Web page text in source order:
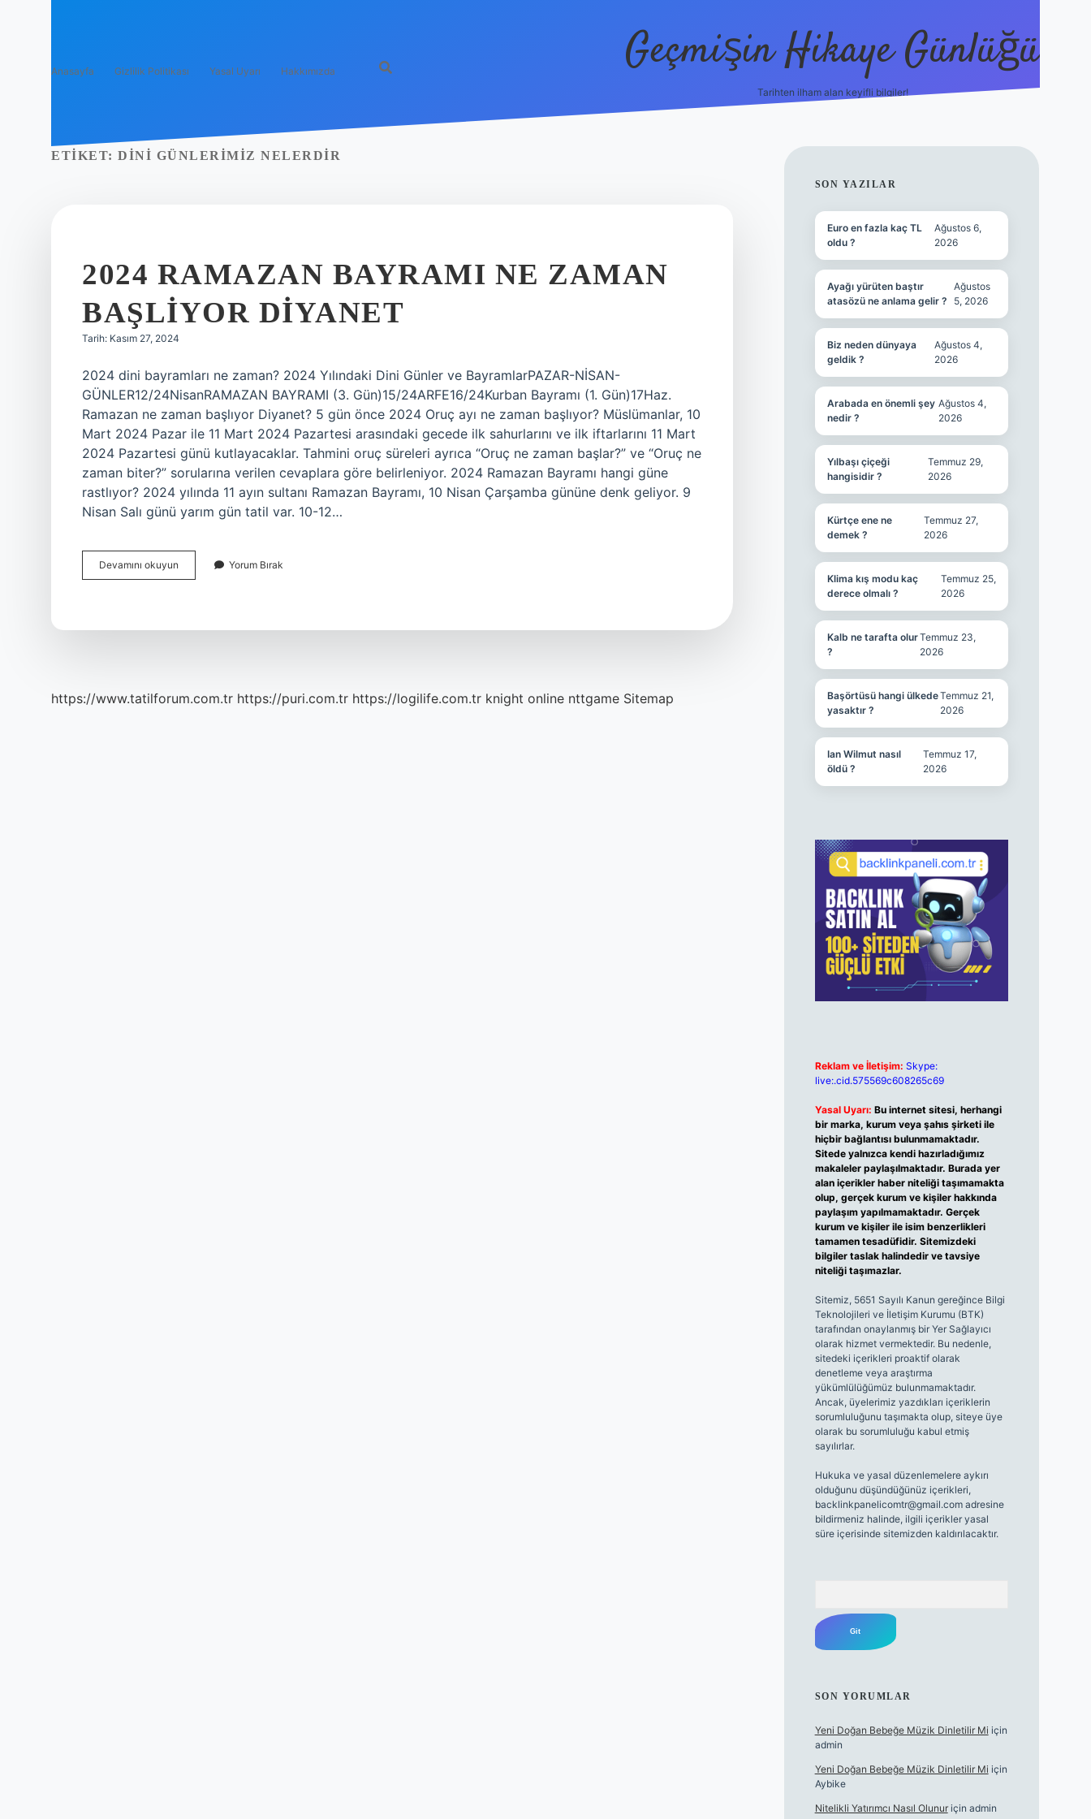
Anasayfa Gizlilik Politikası Yasal Uyarı Hakkımızda Geçmişin Hikaye Günlüğü
Tarihten ilham alan keyifli bilgiler!
ETIKET: DINI GÜNLERIMIZ NELERDIR
2024 RAMAZAN BAYRAMI NE ZAMAN
BAŞLIYOR DIYANET
Tarih: Kasım 27, 2024
2024 dini bayramları ne zaman? 2024 Yılındaki Dini Günler ve BayramlarPAZAR-NİSAN-
GÜNLER12/24NisanRAMAZAN BAYRAMI (3. Gün)15/24ARFE16/24Kurban Bayramı (1. Gün)17Haz.
Ramazan ne zaman başlıyor Diyanet? 5 gün önce 2024 Oruç ayı ne zaman başlıyor? Müslümanlar, 10
Mart 2024 Pazar ile 11 Mart 2024 Pazartesi arasındaki gecede ilk sahurlarını ve ilk iftarlarını 11 Mart
2024 Pazartesi günü kutlayacaklar. Tahmini oruç süreleri ayrıca “Oruç ne zaman başlar?” ve “Oruç ne
zaman biter?” sorularına verilen cevaplara göre belirleniyor. 2024 Ramazan Bayramı hangi güne
rastlıyor? 2024 yılında 11 ayın sultanı Ramazan Bayramı, 10 Nisan Çarşamba gününe denk geliyor. 9
Nisan Salı günü yarım gün tatil var. 10-12…
Devamını okuyun
Ramazan
Yorum Bırak
https://www.tatilforum.com.tr https://puri.com.tr https://logilife.com.tr knight online nttgame Sitemap
SIDEBAR
SON YAZILAR
Euro en fazla kaç TL
oldu ?
Ağustos 6,
2026
Ayağı yürüten baştır
atasözü ne anlama gelir ?
Ağustos
5, 2026
Biz neden dünyaya
geldik ?
Ağustos 4,
2026
Arabada en önemli şey
nedir ?
Ağustos 4,
2026
Yılbaşı çiçeği
hangisidir ?
Temmuz 29,
2026
Kürtçe ene ne
demek ?
Temmuz 27,
2026
Klima kış modu kaç
derece olmalı ?
Temmuz 25,
2026
Kalb ne tarafta olur
?
Temmuz 23,
2026
Başörtüsü hangi ülkede
yasaktır ?
Temmuz 21,
2026
Ian Wilmut nasıl
öldü ?
Temmuz 17,
2026
Reklam ve İletişim: Skype:
live:.cid.575569c608265c69
Yasal Uyarı: Bu internet sitesi, herhangi
bir marka, kurum veya şahıs şirketi ile
hiçbir bağlantısı bulunmamaktadır.
Sitede yalnızca kendi hazırladığımız
makaleler paylaşılmaktadır. Burada yer
alan içerikler haber niteliği taşımamakta
olup, gerçek kurum ve kişiler hakkında
paylaşım yapılmamaktadır. Gerçek
kurum ve kişiler ile isim benzerlikleri
tamamen tesadüfidir. Sitemizdeki
bilgiler taslak halindedir ve tavsiye
niteliği taşımazlar.
Sitemiz, 5651 Sayılı Kanun gereğince Bilgi
Teknolojileri ve İletişim Kurumu (BTK)
tarafından onaylanmış bir Yer Sağlayıcı
olarak hizmet vermektedir. Bu nedenle,
sitedeki içerikleri proaktif olarak
denetleme veya araştırma
yükümlülüğümüz bulunmamaktadır.
Ancak, üyelerimiz yazdıkları içeriklerin
sorumluluğunu taşımakta olup, siteye üye
olarak bu sorumluluğu kabul etmiş
sayılırlar.
Hukuka ve yasal düzenlemelere aykırı
olduğunu düşündüğünüz içerikleri,
backlinkpanelicomtr@gmail.comadresine
bildirmeniz halinde, ilgili içerikler yasal
süre içerisinde sitemizden kaldırılacaktır.
SON YORUMLAR
Yeni Doğan Bebeğe Müzik Dinletilir Mi için
admin
Yeni Doğan Bebeğe Müzik Dinletilir Mi için
Aybike
Nitelikli Yatırımcı Nasıl Olunuriçin admin
betbox giriş